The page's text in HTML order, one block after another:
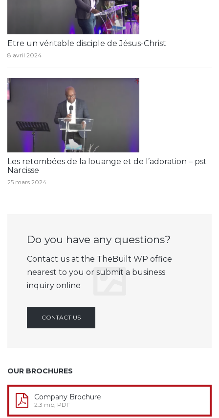
Etre un véritable disciple de Jésus-Christ
8 avril 2024
Les retombées de la louange et de l’adoration – pst
Narcisse
25 mars 2024
Do you have any questions?
Contact us at the TheBuilt WP office
nearest to you or submit a business
inquiry online
CONTACT US
OUR BROCHURES
Company Brochure
2.3 mb, PDF